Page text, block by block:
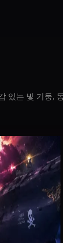
는 빛 기둥,